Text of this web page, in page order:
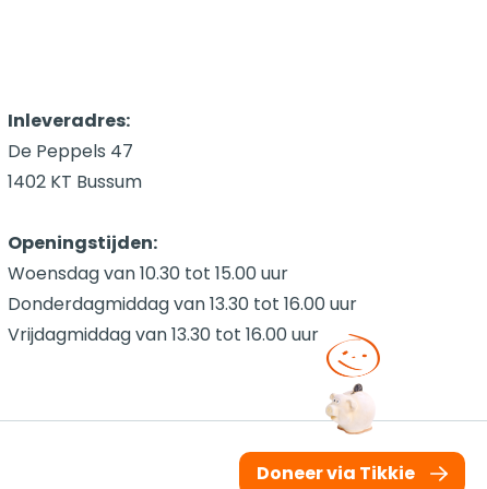
Inleveradres:
De Peppels 47
1402 KT Bussum
Openingstijden:
Woensdag van 10.30 tot 15.00 uur
Donderdagmiddag van 13.30 tot 16.00 uur
Vrijdagmiddag van 13.30 tot 16.00 uur
Doneer via Tikkie